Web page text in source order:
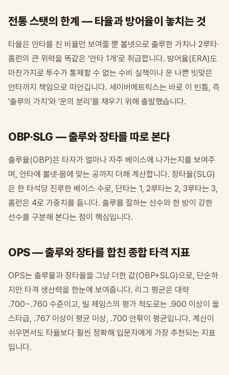
전통 스탯의 한계 — 타율과 방어율이 놓치는 것
타율은 안타를 친 비율만 보여줄 뿐 볼넷으로 출루한 가치나 2루타·
홈런의 큰 위력을 똑같은 '안타 1개'로 취급합니다. 방어율(ERA)도
마찬가지로 투수가 통제할 수 없는 수비 실책이나 운 나쁜 빗맞은
안타까지 책임으로 떠안깁니다. 세이버메트릭스는 바로 이 빈틈, 즉
'출루의 가치'와 '운의 분리'를 채우기 위해 출발했습니다.
OBP·SLG — 출루와 장타를 따로 본다
출루율(OBP)은 타자가 얼마나 자주 베이스에 나가는지를 보여주
며, 안타에 볼넷·몸에 맞는 공까지 더해 계산합니다. 장타율(SLG)
은 한 타석당 진루한 베이스 수로, 단타는 1, 2루타는 2, 3루타는 3,
홈런은 4로 가중치를 둡니다. 출루를 잘하는 선수와 한 방이 강한
선수를 구분해 본다는 점이 핵심입니다.
OPS — 출루와 장타를 합친 종합 타격 지표
OPS는 출루율과 장타율을 그냥 더한 값(OBP+SLG)으로, 단순하
지만 타격 생산력을 한눈에 보여줍니다. 리그 평균은 대략
.700~.760 수준이고, 빌 제임스의 평가 척도로는 .900 이상이 올
스타급, .767 이상이 평균 이상, .700 안팎이 평균입니다. 계산이
쉬우면서도 타율보다 훨씬 정확해 입문자에게 가장 추천되는 지표
입니다.